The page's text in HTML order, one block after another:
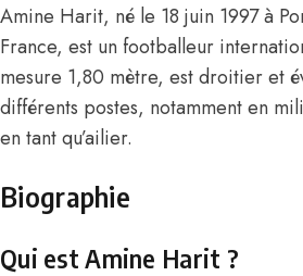
Amine Harit, né le 18 juin 1997 à
France, est un footballeur
mesure 1,80 mètre, est droitier et
différents postes, notamment en
en tant qu’ailier.
Biographie
Qui est Amine Harit ?